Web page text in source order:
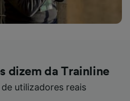
dizem da Trainline
utilizadores reais